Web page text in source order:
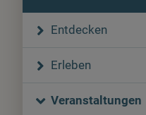
Entdecken
Erleben
Veranstaltungen